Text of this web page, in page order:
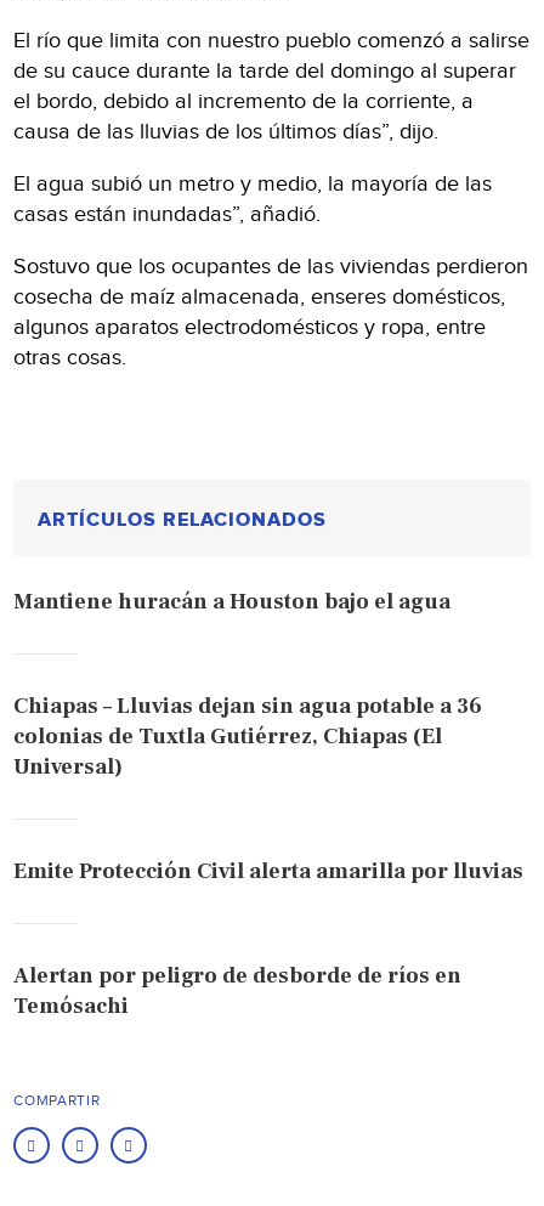
El río que limita con nuestro pueblo comenzó a salirse
de su cauce durante la tarde del domingo al superar
el bordo, debido al incremento de la corriente, a
causa de las lluvias de los últimos días”, dijo.
El agua subió un metro y medio, la mayoría de las
casas están inundadas”, añadió.
Sostuvo que los ocupantes de las viviendas perdieron
cosecha de maíz almacenada, enseres domésticos,
algunos aparatos electrodomésticos y ropa, entre
otras cosas.
ARTÍCULOS RELACIONADOS
Mantiene huracán a Houston bajo el agua
Chiapas – Lluvias dejan sin agua potable a 36
colonias de Tuxtla Gutiérrez, Chiapas (El
Universal)
Emite Protección Civil alerta amarilla por lluvias
Alertan por peligro de desborde de ríos en
Temósachi
COMPARTIR